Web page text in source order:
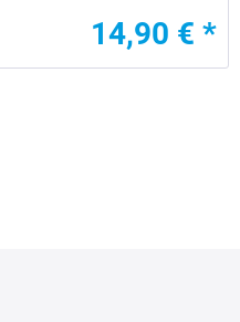
14,90 € *